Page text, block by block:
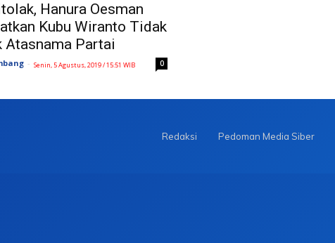
Hanura Oesman
Kubu Wiranto Tidak
Atasnama Partai
- Senin, 5 Agustus, 2019 / 15:51 WIB 0
Redaksi Pedoman Media Siber